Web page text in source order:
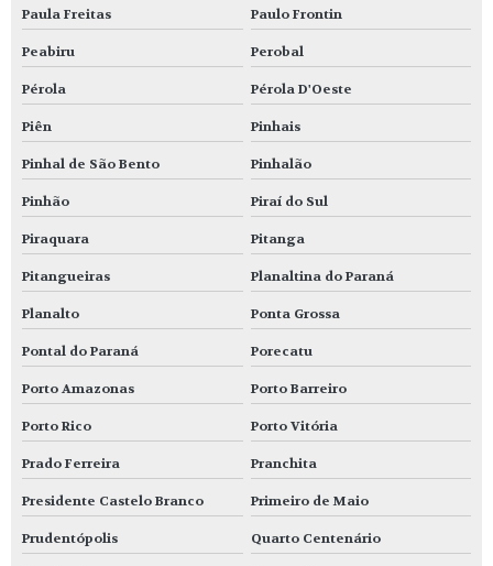
Paula Freitas Paulo Frontin
Peabiru Perobal
Pérola Pérola D'Oeste
Piên Pinhais
Pinhal de São Bento Pinhalão
Pinhão Piraí do Sul
Piraquara Pitanga
Pitangueiras Planaltina do Paraná
Planalto Ponta Grossa
Pontal do Paraná Porecatu
Porto Amazonas Porto Barreiro
Porto Rico Porto Vitória
Prado Ferreira Pranchita
Presidente Castelo Branco Primeiro de Maio
Prudentópolis Quarto Centenário